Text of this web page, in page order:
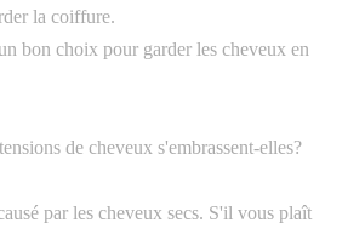
la coiffure.
bon choix pour garder les cheveux en
de cheveux s'embrassent-elles?
par les cheveux secs. S'il vous plaît